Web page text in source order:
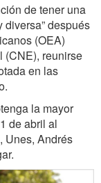
de tener una
diversa” después
(OEA)
(CNE), reunirse
en las
la mayor
de abril al
Unes, Andrés